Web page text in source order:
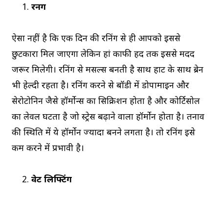
रनिंग
ऐसा नहीं है कि एक दिन की रनिंग से ही आपको इससे
छुटकारा मिल जाएगा लेकिन हां काफी हद तक इससे मदद
जरूर मिलेगी। रनिंग से मसल्स बनती है साथ हार्ट के साथ ब्रेन
भी हेल्दी रहता है। रनिंग करने से बॉडी में डोपामाइन और
सेरोटोनिन जैसे हॉर्मोन्स का सिक्रिशन होता है और कोर्टिसोल
का लेवल घटता है जो स्ट्रेस बढ़ाने वाला हॉर्मोन होता है। तनाव
की स्थिति में ये हॉर्मोन ज्यादा बनने लगता है। तो रनिंग इसे
कम करने में प्रभावी है।
वेट लिफ्टिंग